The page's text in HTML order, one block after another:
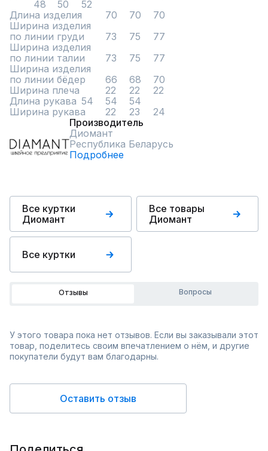
Длина изделия	70	70	70
Ширина изделия
по линии груди	73	75	77
Ширина изделия
по линии талии	73	75	77
Ширина изделия
по линии бёдер	66	68	70
Ширина плеча 	22	22	22
Длина рукава	54	54	54
Ширина рукава	22	23	24
Производитель
Диомант
Республика Беларусь
Подробнее
Все куртки
Диомант
Все товары
Диомант
Все куртки
Отзывы Вопросы
У этого товара пока нет отзывов. Если вы заказывали этот
товар, поделитесь своим впечатлением о нём, и другие
покупатели будут вам благодарны.
Оставить отзыв